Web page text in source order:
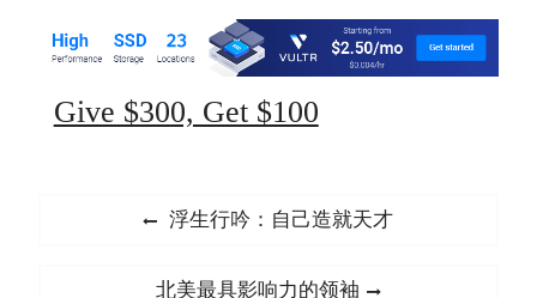
Give $300, Get $100
Previous
浮生行吟：自己造就天才
Next
北美最具影响力的领袖